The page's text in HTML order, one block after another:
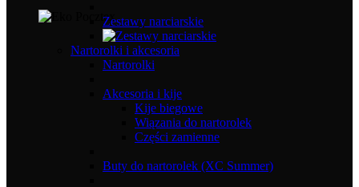
Zestawy narciarskie
Nartorolki i akcesoria
Nartorolki
Akcesoria i kije
Kije biegowe
Wiązania do nartorolek
Części zamienne
Buty do nartorolek (XC Summer)